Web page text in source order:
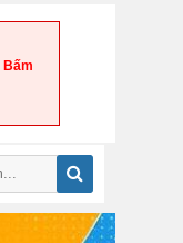
Bấm